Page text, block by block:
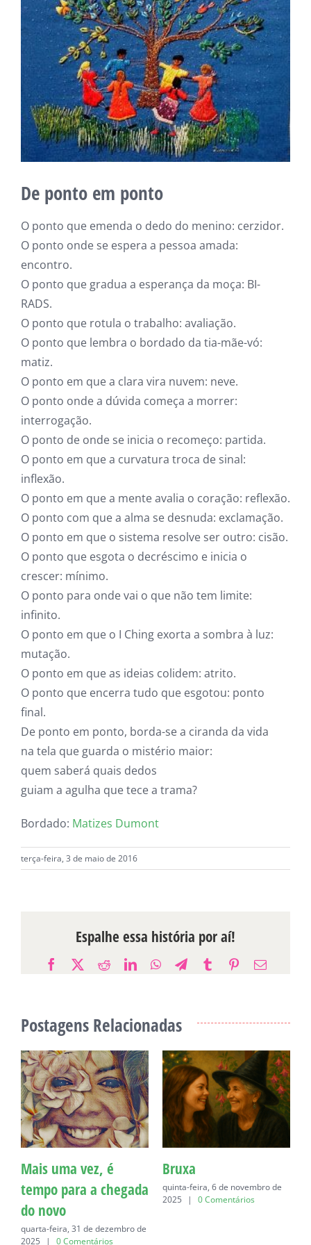
De ponto em ponto
O ponto que emenda o dedo do menino: cerzidor.
O ponto onde se espera a pessoa amada:
encontro.
O ponto que gradua a esperança da moça: BI-
RADS.
O ponto que rotula o trabalho: avaliação.
O ponto que lembra o bordado da tia-mãe-vó:
matiz.
O ponto em que a clara vira nuvem: neve.
O ponto onde a dúvida começa a morrer:
interrogação.
O ponto de onde se inicia o recomeço: partida.
O ponto em que a curvatura troca de sinal:
inflexão.
O ponto em que a mente avalia o coração: reflexão.
O ponto com que a alma se desnuda: exclamação.
O ponto em que o sistema resolve ser outro: cisão.
O ponto que esgota o decréscimo e inicia o
crescer: mínimo.
O ponto para onde vai o que não tem limite:
infinito.
O ponto em que o I Ching exorta a sombra à luz:
mutação.
O ponto em que as ideias colidem: atrito.
O ponto que encerra tudo que esgotou: ponto
final.
De ponto em ponto, borda-se a ciranda da vida
na tela que guarda o mistério maior:
quem saberá quais dedos
guiam a agulha que tece a trama?
Bordado: Matizes Dumont
terça-feira, 3 de maio de 2016
Espalhe essa história por aí!
Facebook
X RedditLinkedInWhatsApp
Telegram
TumblrPinterest
E-
Postagens Relacionadas
Mais uma vez, é
tempo para a chegada
do novo
quarta-feira, 31 de dezembro de
2025
| 0 Comentários
Bruxa
quinta-feira, 6 de novembro de
2025
| 0 Comentários